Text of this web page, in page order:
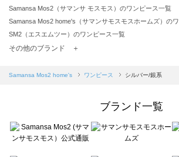
Samansa Mos2（サマンサ モスモス）のワンピース一覧
Samansa Mos2 home's（サマンサモスモスホームズ）の
SM2（エスエムツー）のワンピース一覧
TSUHARU by Samansa Mos2（ツハルバイサマンサモス
Samansa Mos2 blue（サマンサモスモス ブルー）のワンピ
sō4ū（ソウフォーユー）のワンピース一覧
Te chichi（テチチ）のワンピース一覧
Te chichi CLASSIC（テチチ クラシック）のワンピース一覧
その他のブランド ＋
Samansa Mos2 home's ワンピース シルバー/銀系
ブランド一覧